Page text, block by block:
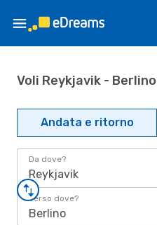
Voli Reykjavik -
Andata e ritorno
Da dove?
Reykjavik
Verso dove?
Berlino